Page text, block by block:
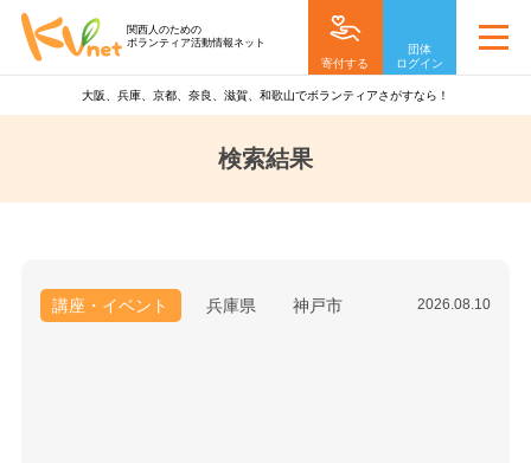
関西人のための
ボランティア活動情報ネット
寄付する
団体
ログイン
大阪、兵庫、京都、奈良、滋賀、和歌山でボランティアさがすなら！
検索結果
講座・イベント 兵庫県 神戸市 2026.08.10